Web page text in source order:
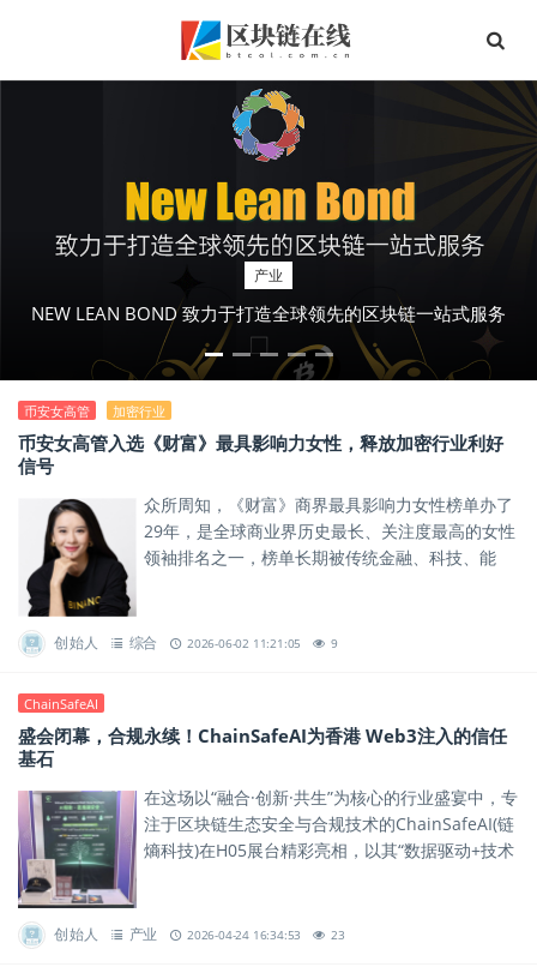
产业
NEW LEAN BOND 致力于打造全球领先的区块链一站式服务
币安女高管 加密行业
币安女高管入选《财富》最具影响力女性，释放加密行业利好
信号
众所周知，《财富》商界最具影响力女性榜单办了
29年，是全球商业界历史最长、关注度最高的女性
领袖排名之一，榜单长期被传统金融、科技、能
创始人 综合 2026-06-02 11:21:05 9
ChainSafeAI
盛会闭幕，合规永续！ChainSafeAI为香港 Web3注入的信任
基石
在这场以“融合·创新·共生”为核心的行业盛宴中，专
注于区块链生态安全与合规技术的ChainSafeAI(链
熵科技)在H05展台精彩亮相，以其“数据驱动+技术
创始人 产业 2026-04-24 16:34:53 23